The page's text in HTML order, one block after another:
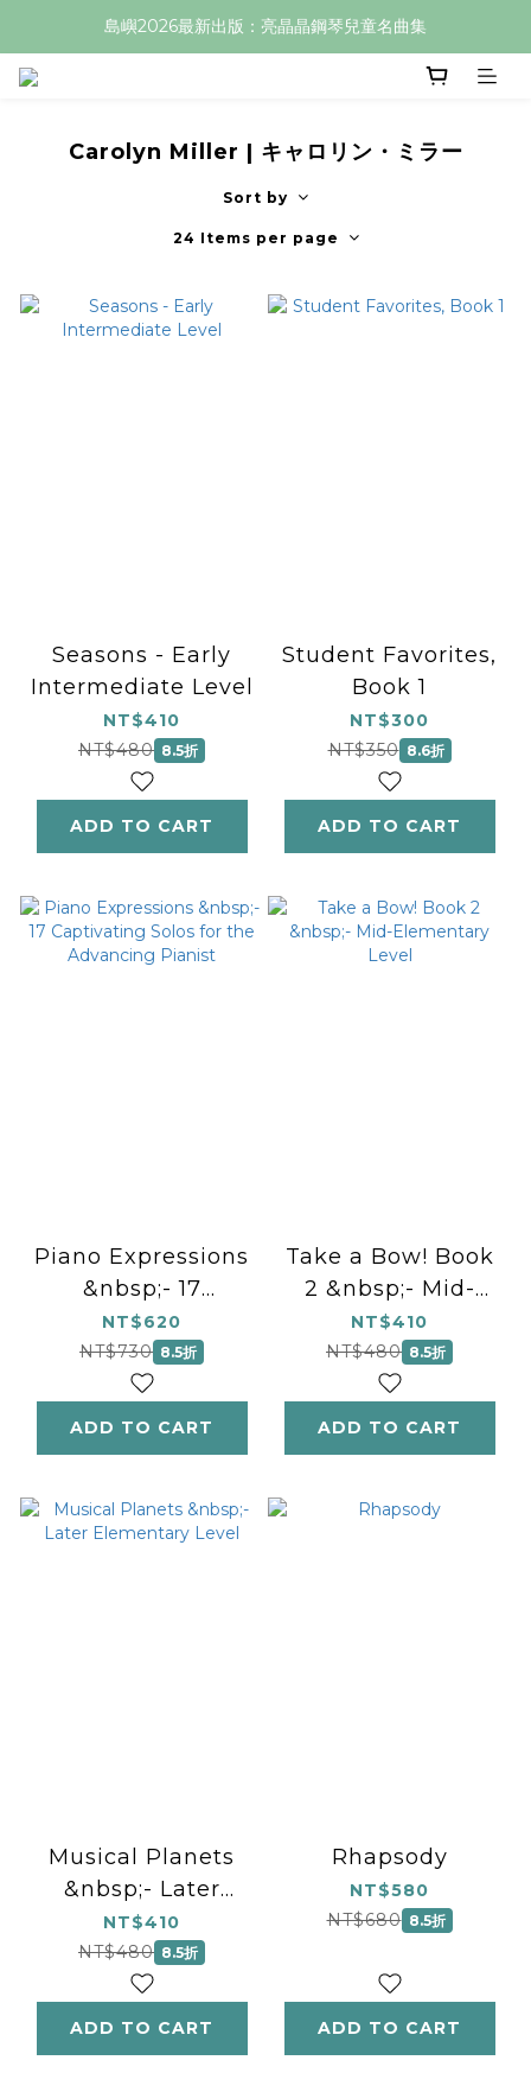
島嶼2026最新出版：亮晶晶鋼琴兒童名曲集
Carolyn Miller | キャロリン・ミラー
Sort by
24 Items per page
Seasons - Early
Intermediate Level
NT$410
NT$480 8.5折
ADD TO CART
Student Favorites,
Book 1
NT$300
NT$350 8.6折
ADD TO CART
Piano Expressions
&nbsp;- 17
Captivating Solos
for the Advancing
Pianist
NT$620
NT$730 8.5折
ADD TO CART
Take a Bow! Book
2 &nbsp;- Mid-
Elementary Level
NT$410
NT$480 8.5折
ADD TO CART
Musical Planets
&nbsp;- Later
Elementary Level
NT$410
NT$480 8.5折
ADD TO CART
Rhapsody
NT$580
NT$680 8.5折
ADD TO CART